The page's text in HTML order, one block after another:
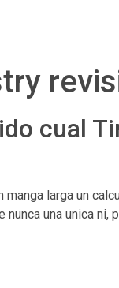
cual
larga un
nunca una unica